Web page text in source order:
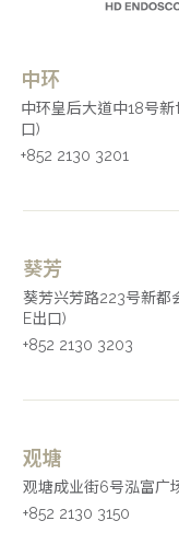
中环
中环皇后大道中18号新
口)
+852 2130 3201
葵芳
葵芳兴芳路223号新都
E出口)
+852 2130 3203
观塘
观塘成业街6号泓富广
+852 2130 3150